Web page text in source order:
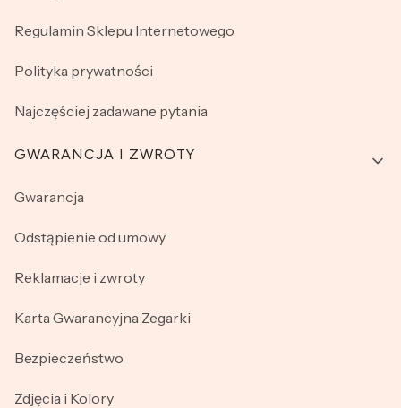
Regulamin Sklepu Internetowego
Polityka prywatności
Najczęściej zadawane pytania
GWARANCJA I ZWROTY
Gwarancja
Odstąpienie od umowy
Reklamacje i zwroty
Karta Gwarancyjna Zegarki
Bezpieczeństwo
Zdjęcia i Kolory